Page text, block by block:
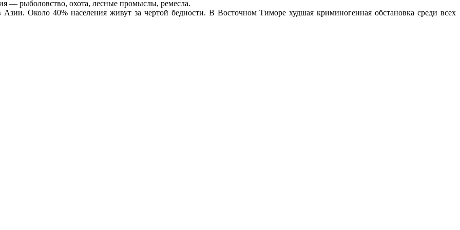
— рыболовство, охота, лесные промыслы, ремесла.
Около 40% населения живут за чертой бедности. В Восточном Тиморе худшая криминогенная обстановка среди всех